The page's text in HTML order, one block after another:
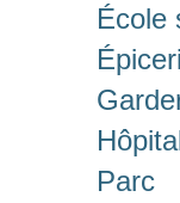
École
Parc